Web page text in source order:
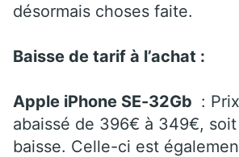
désormais choses faite.
Baisse de tarif à l’achat :
Apple iPhone SE-32Gb :
abaissé de 396€ à 349€,
baisse. Celle-ci est